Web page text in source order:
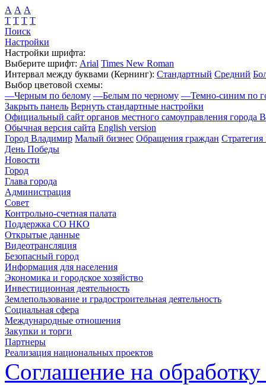
А А А
Т Т Т Т
Поиск
Настройки
Настройки шрифта:
Выберите шрифт: Arial Times New Roman
Интервал между буквами (Кернинг): Стандартный Средний
Выбор цветовой схемы:
—Черным по белому —Белым по черному —Темно-синим по
Закрыть панель Вернуть стандартные настройки
Официальный сайт органов местного самоуправления города
Обычная версия сайта English version
Город Владимир Малый бизнес Обращения граждан Стратегия
День Победы
Новости
Город
Глава города
Администрация
Совет
Контрольно-счетная палата
Поддержка СО НКО
Открытые данные
Видеотрансляция
Безопасный город
Информация для населения
Экономика и городское хозяйство
Инвестиционная деятельность
Землепользование и градостроительная деятельность
Социальная сфера
Международные отношения
Закупки и торги
Партнеры
Реализация национальных проектов
Соглашение на